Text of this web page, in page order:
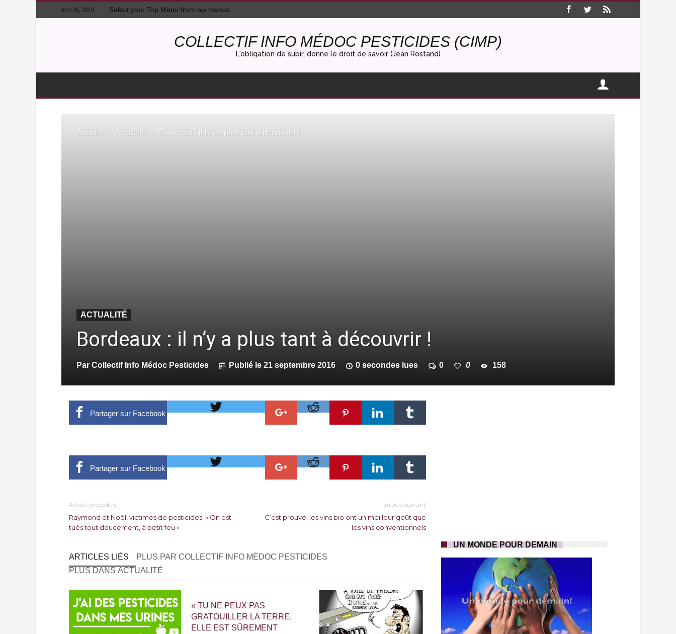
avril 26, 2019 Select your Top Menu from wp menus
COLLECTIF INFO MÉDOC PESTICIDES (CIMP)
L'obligation de subir, donne le droit de savoir (Jean Rostand)
Accueil Actualité Bordeaux : il n’y a plus tant à découvrir !
ACTUALITÉ
Bordeaux : il n’y a plus tant à découvrir !
Par Collectif Info Médoc Pesticides Publié le 21 septembre 2016 0 secondes lues 0 0 158
Partager sur Facebook
Partager sur Facebook
Article précédent
Raymond et Noël, victimes de pesticides: « On est
tués tout doucement, à petit feu »
Article suivant
C’est prouvé, les vins bio ont un meilleur goût que
les vins conventionnels
ARTICLES LIÉS
PLUS PAR COLLECTIF INFO MÉDOC PESTICIDES
PLUS DANS ACTUALITÉ
« TU NE PEUX PAS
GRATOUILLER LA TERRE,
ELLE EST SÛREMENT
UN MONDE POUR DEMAIN